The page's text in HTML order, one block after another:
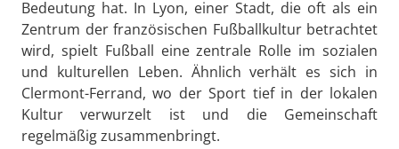
Bedeutung hat. In Lyon, einer Stadt, die oft als ein
Zentrum der französischen Fußballkultur betrachtet
wird, spielt Fußball eine zentrale Rolle im sozialen
und kulturellen Leben. Ähnlich verhält es sich in
Clermont-Ferrand, wo der Sport tief in der lokalen
Kultur verwurzelt ist und die Gemeinschaft
regelmäßig zusammenbringt.